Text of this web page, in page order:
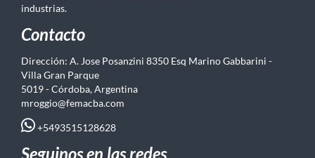
industrias.
Contacto
Dirección: A. Jose Posanzini 8350 Esq Marino Gabbarini -
Villa Gran Parque
5019 - Córdoba, Argentina
mroggio@femacba.com
+5493515128628
Seguinos en las redes